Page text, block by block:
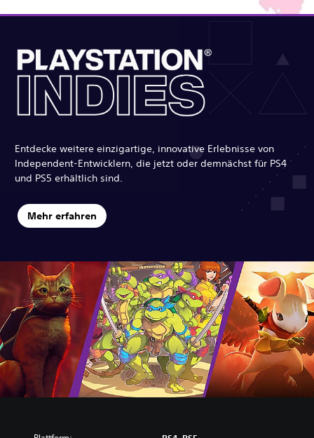
Entdecke weitere einzigartige, innovative Erlebnisse von
Independent-Entwicklern, die jetzt oder demnächst für PS4
und PS5 erhältlich sind.
Mehr erfahren